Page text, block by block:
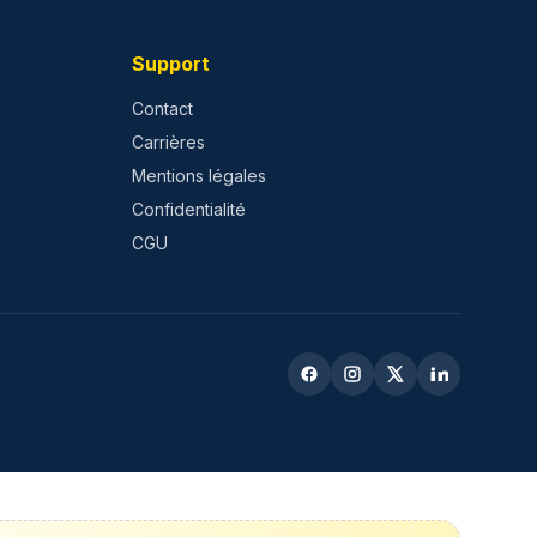
Support
Contact
Carrières
Mentions légales
Confidentialité
CGU